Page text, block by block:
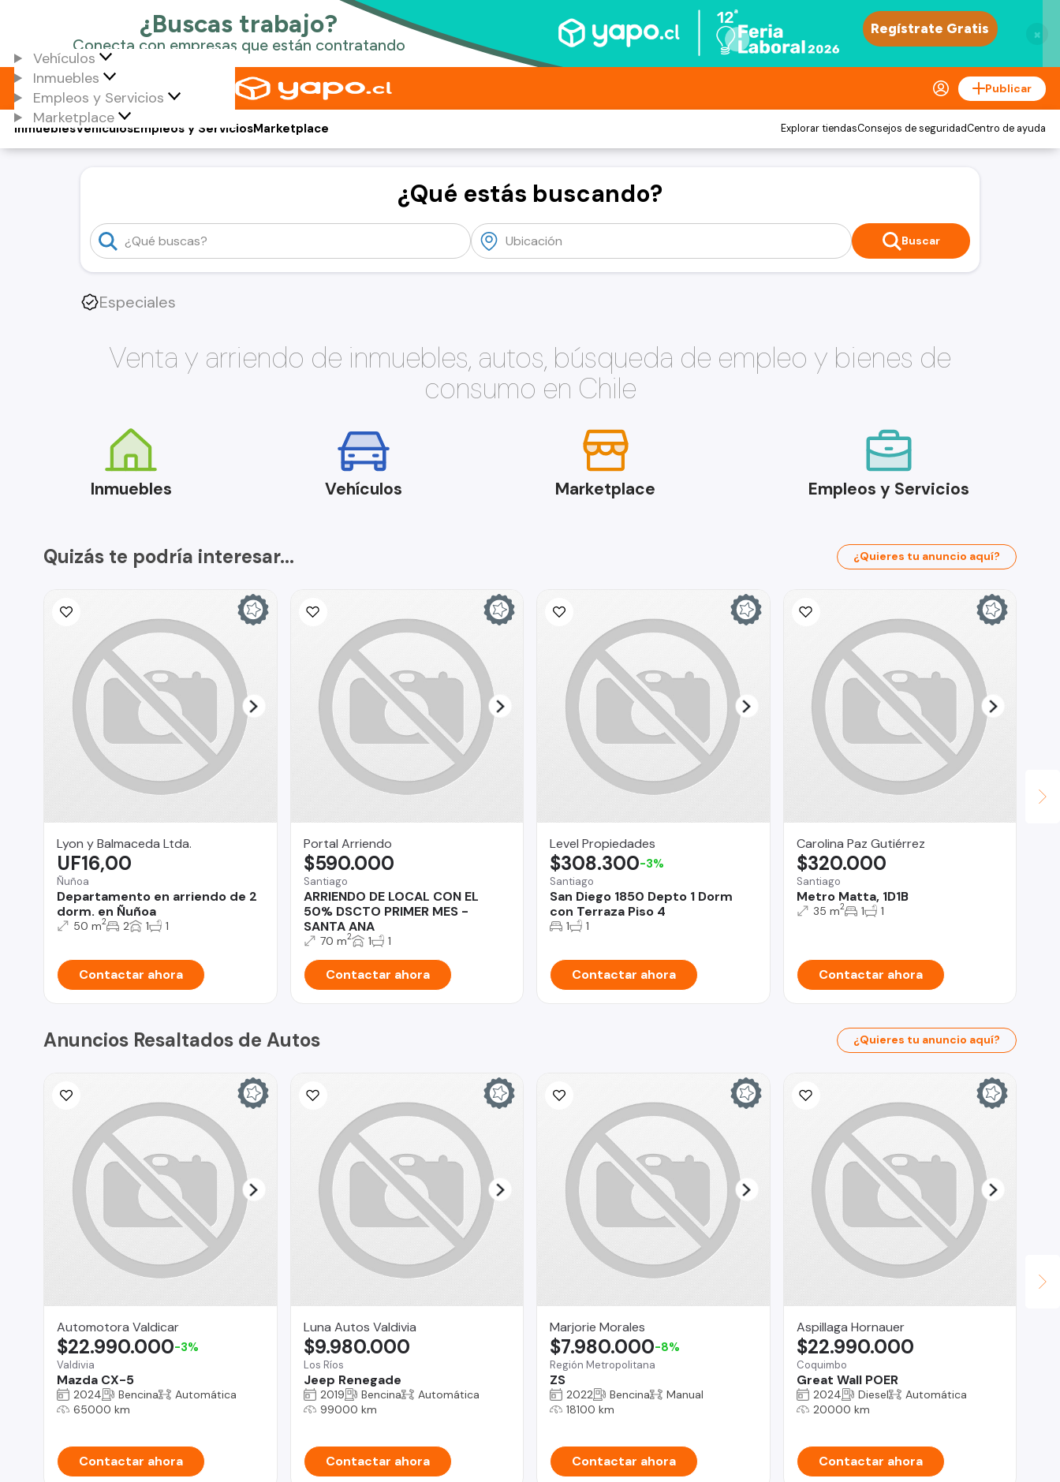
×
Vehículos
Inmuebles
Empleos y Servicios
Marketplace
Publicar
Vehículos
Inmuebles Empleos y ServiciosMarketplace Explorar tiendasConsejos de seguridadCentro de ayuda
¿Qué estás buscando?
Buscar
Especiales
Venta y arriendo de inmuebles, autos, búsqueda de empleo y bienes de
consumo en Chile
Inmuebles Vehículos Marketplace Empleos y Servicios
Quizás te podría interesar... ¿Quieres tu anuncio aquí?
Lyon y Balmaceda Ltda.
Ñuñoa
Departamento en arriendo de 2
dorm. en Ñuñoa
UF16,00
50 m2 2 1 1
Contactar ahora
Portal Arriendo
Santiago
ARRIENDO DE LOCAL CON EL
50% DSCTO PRIMER MES -
SANTA ANA
$590.000
70 m2 1 1
Contactar ahora
Level Propiedades
Santiago
San Diego 1850 Depto 1 Dorm
con Terraza Piso 4
$308.300-3%
1 1
Contactar ahora
Carolina Paz Gutiérrez
Santiago
Metro Matta, 1D1B
$320.000
35 m2 1 1
Contactar ahora
Anuncios Resaltados de Autos ¿Quieres tu anuncio aquí?
Automotora Valdicar
Valdivia
Mazda CX-5
$22.990.000-3%
2024 Bencina
Automática
65000 km
Contactar ahora
Luna Autos Valdivia
Los Ríos
Jeep Renegade
$9.980.000
2019 Bencina
Automática
99000 km
Contactar ahora
Marjorie Morales
Región Metropolitana
ZS
$7.980.000-8%
2022 Bencina
Manual
18100 km
Contactar ahora
Aspillaga Hornauer
Coquimbo
Great Wall POER
$22.990.000
2024 Diesel
Automática
20000 km
Contactar ahora